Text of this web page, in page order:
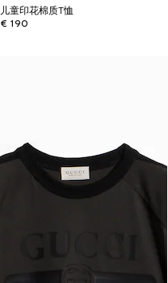
儿童印花棉质T恤
€ 190